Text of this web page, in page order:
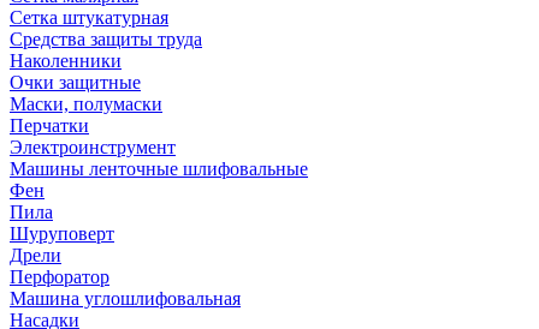
Сетка штукатурная
Средства защиты труда
Наколенники
Очки защитные
Маски, полумаски
Перчатки
Электроинструмент
Машины ленточные шлифовальные
Фен
Пила
Шуруповерт
Дрели
Перфоратор
Машина углошлифовальная
Насадки